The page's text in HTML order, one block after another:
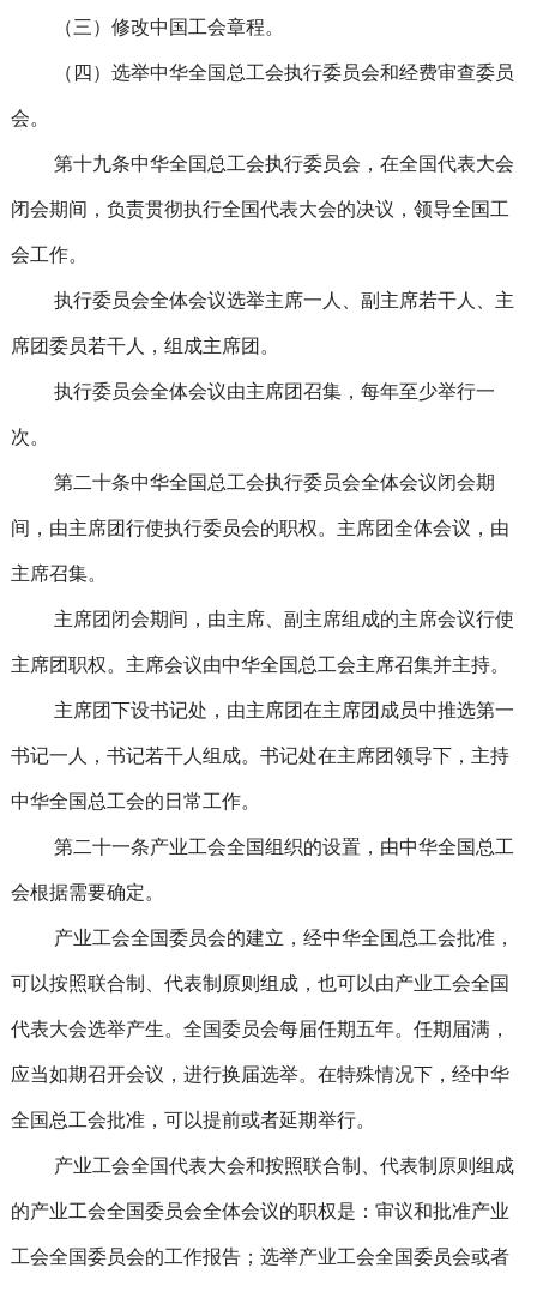
（三）修改中国工会章程。
（四）选举中华全国总工会执行委员会和经费审查委员
会。
第十九条中华全国总工会执行委员会，在全国代表大会
闭会期间，负责贯彻执行全国代表大会的决议，领导全国工
会工作。
执行委员会全体会议选举主席一人、副主席若干人、主
席团委员若干人，组成主席团。
执行委员会全体会议由主席团召集，每年至少举行一
次。
第二十条中华全国总工会执行委员会全体会议闭会期
间，由主席团行使执行委员会的职权。主席团全体会议，由
主席召集。
主席团闭会期间，由主席、副主席组成的主席会议行使
主席团职权。主席会议由中华全国总工会主席召集并主持。
主席团下设书记处，由主席团在主席团成员中推选第一
书记一人，书记若干人组成。书记处在主席团领导下，主持
中华全国总工会的日常工作。
第二十一条产业工会全国组织的设置，由中华全国总工
会根据需要确定。
产业工会全国委员会的建立，经中华全国总工会批准，
可以按照联合制、代表制原则组成，也可以由产业工会全国
代表大会选举产生。全国委员会每届任期五年。任期届满，
应当如期召开会议，进行换届选举。在特殊情况下，经中华
全国总工会批准，可以提前或者延期举行。
产业工会全国代表大会和按照联合制、代表制原则组成
的产业工会全国委员会全体会议的职权是：审议和批准产业
工会全国委员会的工作报告；选举产业工会全国委员会或者